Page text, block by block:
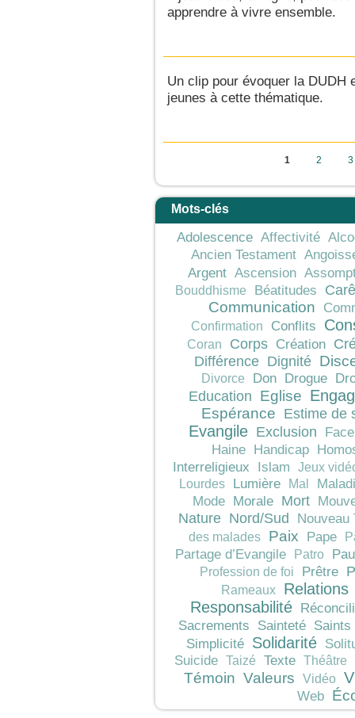
apprendre à vivre ensemble.
Un clip pour évoquer la
jeunes à cette thématique.
1 2 3
Mots-clés
Adolescence Affectivité
Ancien Testament
Argent Ascension
Bouddhisme Béatitudes
Communication
Confirmation Conflits
Coran Corps Création
Différence Dignité
Divorce Don Drogue
Education Eglise
Espérance Estime de
Evangile Exclusion
Haine Handicap
Interreligieux Islam
Jeux
Lourdes
Lumière Mal
Mode
Morale Mort
Nature Nord/Sud Nouveau
des malades Paix Pape
Partage d’Evangile Patro
Profession de foi Prêtre
Rameaux
Relations
Responsabilité
Sacrements Sainteté Saints
Simplicité Solidarité
Suicide
Taizé Texte Théâtre
Témoin Valeurs Vidéo
Web